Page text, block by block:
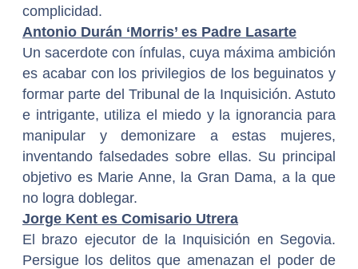
complicidad.
Antonio Durán ‘Morris’ es Padre Lasarte
Un sacerdote con ínfulas, cuya máxima ambición
es acabar con los privilegios de los beguinatos y
formar parte del Tribunal de la Inquisición. Astuto
e intrigante, utiliza el miedo y la ignorancia para
manipular y demonizare a estas mujeres,
inventando falsedades sobre ellas. Su principal
objetivo es Marie Anne, la Gran Dama, a la que
no logra doblegar.
Jorge Kent es Comisario Utrera
El brazo ejecutor de la Inquisición en Segovia.
Persigue los delitos que amenazan el poder de